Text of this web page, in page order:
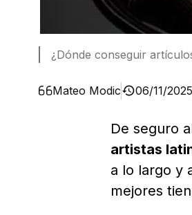
¿Dónde conseguir
Mateo Modic 06/11/2025
De seguro
artistas
a lo largo y
mejores